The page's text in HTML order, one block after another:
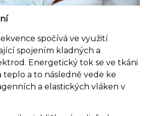
spočívá ve využití
spojením kladných a
Energetický tok se ve tkáni
teplo a to následně vede ke
a elastických vláken v